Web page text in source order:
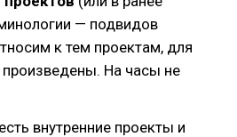
— подвидов
к тем проектам, для
На часы не
внутренние проекты и